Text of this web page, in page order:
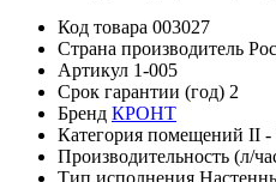
Код товара 003027
Страна производитель
Артикул 1-005
Срок гарантии (год) 2
Бренд КРОНТ
Категория помещений II -
Производительность (л/
Тип исполнения